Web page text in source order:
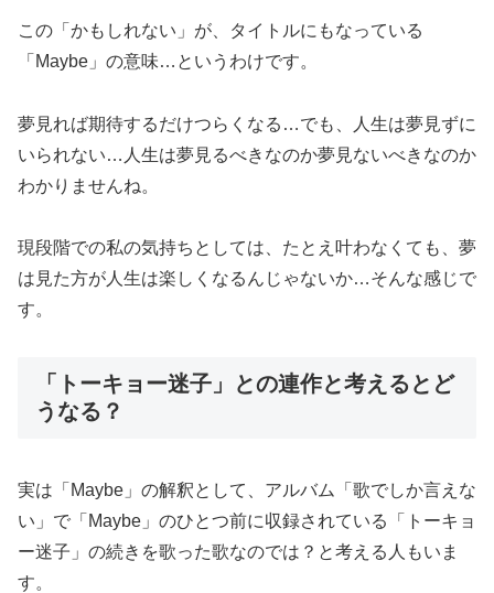
この「かもしれない」が、タイトルにもなっている
「Maybe」の意味…というわけです。
夢見れば期待するだけつらくなる…でも、人生は夢見ずに
いられない…人生は夢見るべきなのか夢見ないべきなのか
わかりませんね。
現段階での私の気持ちとしては、たとえ叶わなくても、夢
は見た方が人生は楽しくなるんじゃないか…そんな感じで
す。
「トーキョー迷子」との連作と考えるとど
うなる？
実は「Maybe」の解釈として、アルバム「歌でしか言えな
い」で「Maybe」のひとつ前に収録されている「トーキョ
ー迷子」の続きを歌った歌なのでは？と考える人もいま
す。